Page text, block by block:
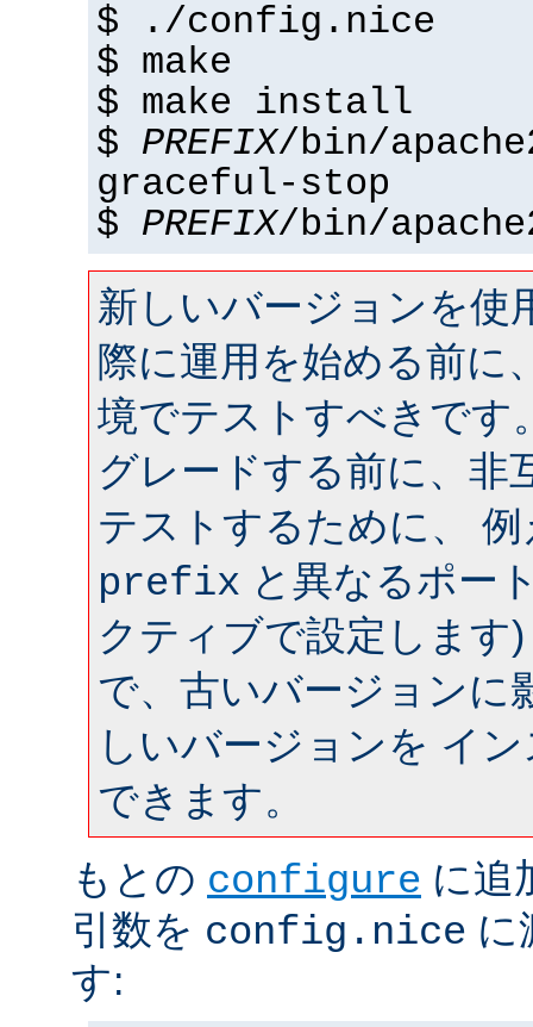
$ ./config.nice
$ make
$ make install
$ PREFIX/bin/
graceful-stop
$ PREFIX/bin/
新しいバージョンを使
際に運用を始める前に
境でテストすべきです
グレードする前に、非
テストするために、
prefix と異なるポー
クティブで設定します
で、古いバージョンに
しいバージョンを イ
できます。
もとの configure に追
引数を config.nice に
す: